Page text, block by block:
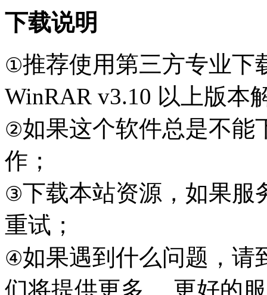
下载说明
①推荐使用第三方专业下
WinRAR v3.10 以上版本
②如果这个软件总是不能
作；
③下载本站资源，如果服
重试；
④如果遇到什么问题，请
们将提供更多 、更好的